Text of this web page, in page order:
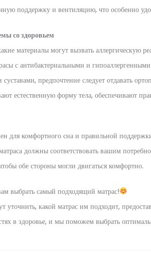
поддержку и вентиляцию, что особенно
со здоровьем
материалы могут вызвать аллергическую
с антибактериальными и
предпочтение следует отдавать
естественную форму тела, обеспечивают
для комфортного сна и правильной
должны соответствовать вашим
обе стороны могли двигаться комфортно.
выбрать самый подходящий матрас!
уточнить, какой матрас им подходит,
в здоровье, и мы поможем выбрать